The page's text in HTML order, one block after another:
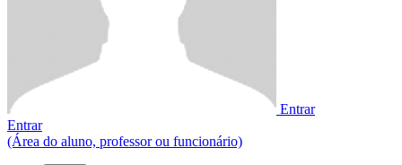
Entrar
Entrar
(Área do aluno, professor ou funcionário)